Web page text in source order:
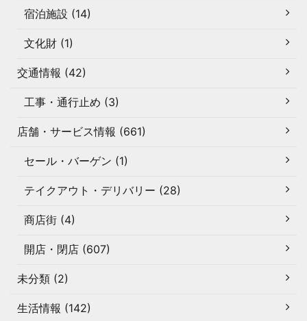
宿泊施設 (14)
文化財 (1)
交通情報 (42)
工事・通行止め (3)
店舗・サービス情報 (661)
セール・バーゲン (1)
テイクアウト・デリバリー (28)
商店街 (4)
開店・閉店 (607)
未分類 (2)
生活情報 (142)